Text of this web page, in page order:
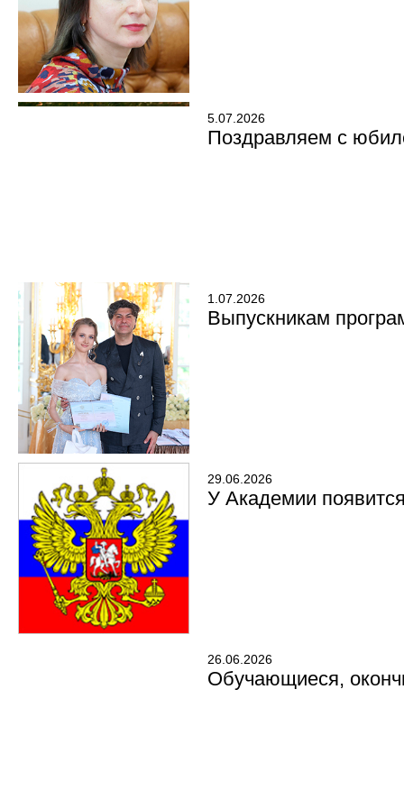
5.07.2026
Поздравляем с
1.07.2026
Выпускникам
29.06.2026
У Академии
26.06.2026
Обучающиеся,